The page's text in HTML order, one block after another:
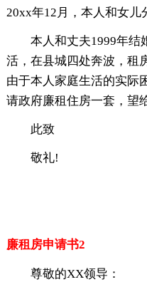
20xx年12月，本人和女儿
本人和丈夫1999年结
活，在县城四处奔波，租
由于本人家庭生活的实际
请政府廉租住房一套，望
此致
敬礼!
廉租房申请书2
尊敬的XX领导：